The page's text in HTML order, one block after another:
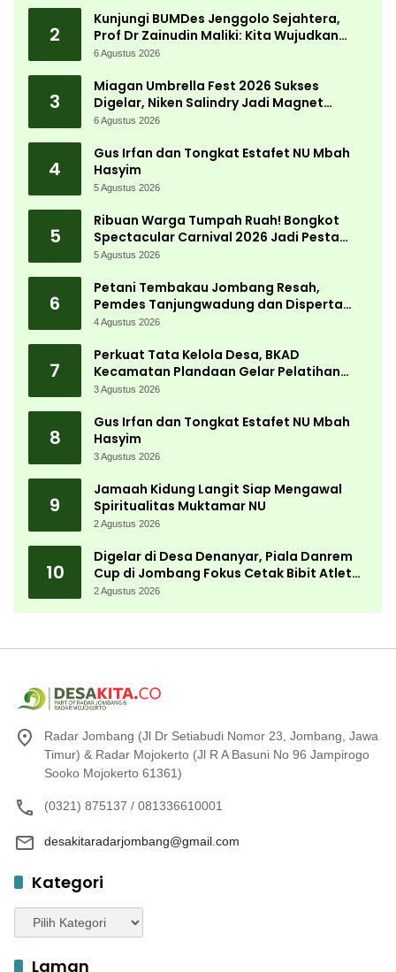
2
Kunjungi BUMDes Jenggolo Sejahtera,
Prof Dr Zainudin Maliki: Kita Wujudkan
Kemandirian Ekonomi dengan Potensi
6 Agustus 2026
3
Miagan Umbrella Fest 2026 Sukses
Digelar, Niken Salindry Jadi Magnet
Ribuan Pengunjung
6 Agustus 2026
4
Gus Irfan dan Tongkat Estafet NU Mbah
Hasyim
5 Agustus 2026
5
Ribuan Warga Tumpah Ruah! Bongkot
Spectacular Carnival 2026 Jadi Pesta
Kemerdekaan Terbesar di Peterongan
5 Agustus 2026
6
Petani Tembakau Jombang Resah,
Pemdes Tanjungwadung dan Disperta
Bergerak Cepat
4 Agustus 2026
7
Perkuat Tata Kelola Desa, BKAD
Kecamatan Plandaan Gelar Pelatihan
Aparatur Pemdes
3 Agustus 2026
8
Gus Irfan dan Tongkat Estafet NU Mbah
Hasyim
3 Agustus 2026
9
Jamaah Kidung Langit Siap Mengawal
Spiritualitas Muktamar NU
2 Agustus 2026
10
Digelar di Desa Denanyar, Piala Danrem
Cup di Jombang Fokus Cetak Bibit Atlet
Menembak Berprestasi
2 Agustus 2026
Radar Jombang (Jl Dr Setiabudi Nomor 23, Jombang, Jawa
Timur) & Radar Mojokerto (Jl R A Basuni No 96 Jampirogo
Sooko Mojokerto 61361)
(0321) 875137 / 081336610001
desakitaradarjombang@gmail.com
Kategori
Kategori
Laman